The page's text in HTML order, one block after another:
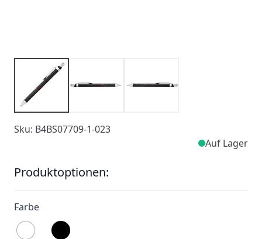
Sku: B4BS07709-1-023
Auf Lager
Produktoptionen:
Farbe